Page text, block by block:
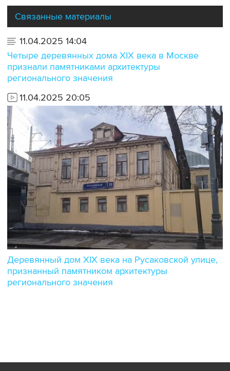
Связанные материалы
11.04.2025 14:04
Четыре деревянных дома XIX века в Москве
признали памятниками архитектуры
регионального значения
11.04.2025 20:05
Деревянный дом XIX века на Русаковской улице,
признанный памятником архитектуры
регионального значения